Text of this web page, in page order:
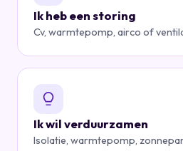
Ik heb een storing
Cv, warmtepomp, airco of
Ik wil verduurzamen
Isolatie, warmtepomp,